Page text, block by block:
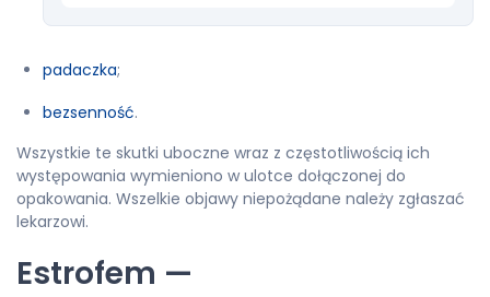
padaczka;
bezsenność.
Wszystkie te skutki uboczne wraz z częstotliwością ich
występowania wymieniono w ulotce dołączonej do
opakowania. Wszelkie objawy niepożądane należy zgłaszać
lekarzowi.
Estrofem —